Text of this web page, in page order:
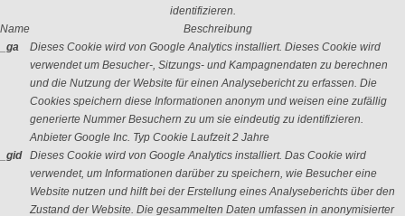
identifizieren.
Name
Beschreibung
_ga
Dieses Cookie wird von Google Analytics installiert. Dieses Cookie wird
verwendet um Besucher-, Sitzungs- und Kampagnendaten zu berechnen
und die Nutzung der Website für einen Analysebericht zu erfassen. Die
Cookies speichern diese Informationen anonym und weisen eine zufällig
generierte Nummer Besuchern zu um sie eindeutig zu identifizieren.
Anbieter Google Inc. Typ Cookie Laufzeit 2 Jahre
_gid
Dieses Cookie wird von Google Analytics installiert. Das Cookie wird
verwendet, um Informationen darüber zu speichern, wie Besucher eine
Website nutzen und hilft bei der Erstellung eines Analyseberichts über den
Zustand der Website. Die gesammelten Daten umfassen in anonymisierter